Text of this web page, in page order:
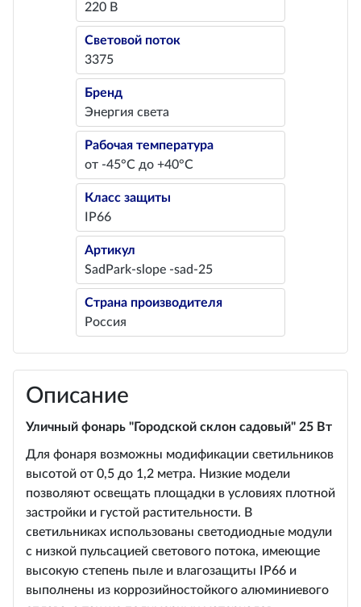
220 В
Световой поток
3375
Бренд
Энергия света
Рабочая температура
от -45°С до +40°С
Класс защиты
IP66
Артикул
SadPark-slope -sad-25
Страна производителя
Россия
Описание
Уличный фонарь "Городской склон садовый" 25 Вт
Для фонаря возможны модификации светильников
высотой от 0,5 до 1,2 метра. Низкие модели
позволяют освещать площадки в условиях плотной
застройки и густой растительности. В
светильниках использованы светодиодные модули
с низкой пульсацией светового потока, имеющие
высокую степень пыле и влагозащиты IP66 и
выполнены из коррозийностойкого алюминиевого